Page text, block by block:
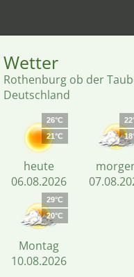
Wetter
Rothenburg ob der
Deutschland
26°C
21°C
heute
06.08.2026
29°C
20°C
Montag
10.08.2026